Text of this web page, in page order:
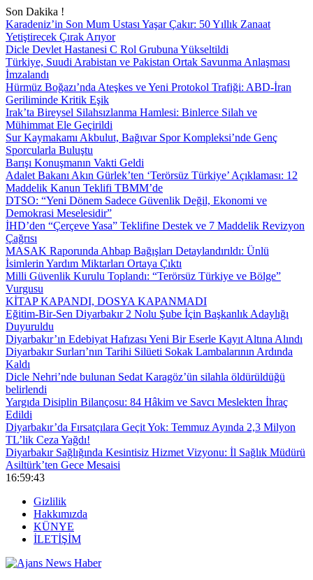
Son Dakika !
Karadeniz’in Son Mum Ustası Yaşar Çakır: 50 Yıllık Zanaat
Yetiştirecek Çırak Arıyor
Dicle Devlet Hastanesi C Rol Grubuna Yükseltildi
Türkiye, Suudi Arabistan ve Pakistan Ortak Savunma Anlaşması
İmzalandı
Hürmüz Boğazı’nda Ateşkes ve Yeni Protokol Trafiği: ABD-İran
Geriliminde Kritik Eşik
Irak’ta Bireysel Silahsızlanma Hamlesi: Binlerce Silah ve
Mühimmat Ele Geçirildi
Sur Kaymakamı Akbulut, Bağıvar Spor Kompleksi’nde Genç
Sporcularla Buluştu
Barışı Konuşmanın Vakti Geldi
Adalet Bakanı Akın Gürlek’ten ‘Terörsüz Türkiye’ Açıklaması: 12
Maddelik Kanun Teklifi TBMM’de
DTSO: “Yeni Dönem Sadece Güvenlik Değil, Ekonomi ve
Demokrasi Meselesidir”
İHD’den “Çerçeve Yasa” Teklifine Destek ve 7 Maddelik Revizyon
Çağrısı
MASAK Raporunda Ahbap Bağışları Detaylandırıldı: Ünlü
İsimlerin Yardım Miktarları Ortaya Çıktı
Milli Güvenlik Kurulu Toplandı: “Terörsüz Türkiye ve Bölge”
Vurgusu
KİTAP KAPANDI, DOSYA KAPANMADI
Eğitim-Bir-Sen Diyarbakır 2 Nolu Şube İçin Başkanlık Adaylığı
Duyuruldu
Diyarbakır’ın Edebiyat Hafızası Yeni Bir Eserle Kayıt Altına Alındı
Diyarbakır Surları’nın Tarihi Silüeti Sokak Lambalarının Ardında
Kaldı
Dicle Nehri’nde bulunan Sedat Karagöz’ün silahla öldürüldüğü
belirlendi
Yargıda Disiplin Bilançosu: 84 Hâkim ve Savcı Meslekten İhraç
Edildi
Diyarbakır’da Fırsatçılara Geçit Yok: Temmuz Ayında 2,3 Milyon
TL’lik Ceza Yağdı!
Diyarbakır Sağlığında Kesintisiz Hizmet Vizyonu: İl Sağlık Müdürü
Asiltürk’ten Gece Mesaisi
16:59:44
Gizlilik
Hakkımızda
KÜNYE
İLETİŞİM